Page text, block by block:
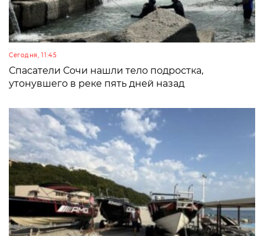
Сегодня, 11:45
Спасатели Сочи нашли тело подростка,
утонувшего в реке пять дней назад